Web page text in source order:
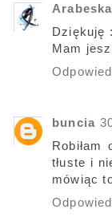
Dziękuję
Mam
buncia
Robiłam
tłuste i
mówiąc